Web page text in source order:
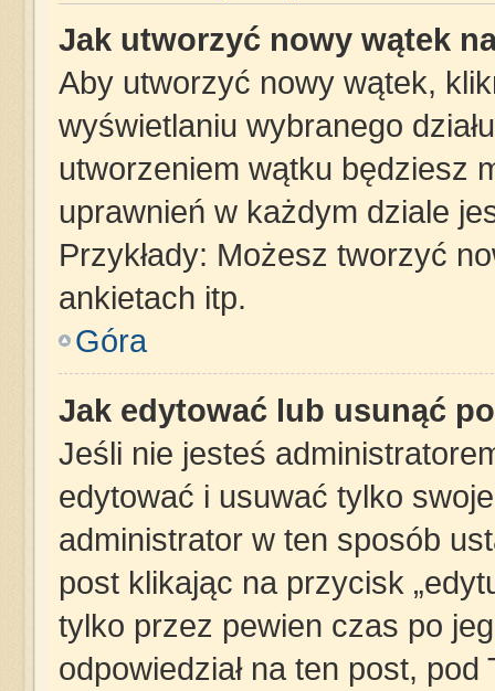
Jak utworzyć nowy wątek
Aby utworzyć nowy wątek,
wyświetlaniu wybranego
utworzeniem wątku będziesz
uprawnień w każdym dziale
Przykłady: Możesz tworzyć
ankietach itp.
Góra
Jak edytować lub usunąć
Jeśli nie jesteś
edytować i usuwać tylko
administrator w ten sposób
post klikając na przycisk
tylko przez pewien czas po
odpowiedział na ten post,